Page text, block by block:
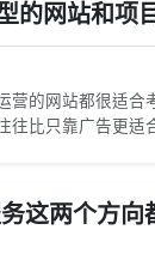
的网站和项
的网站都很适
往比只靠广告更
这两个方向